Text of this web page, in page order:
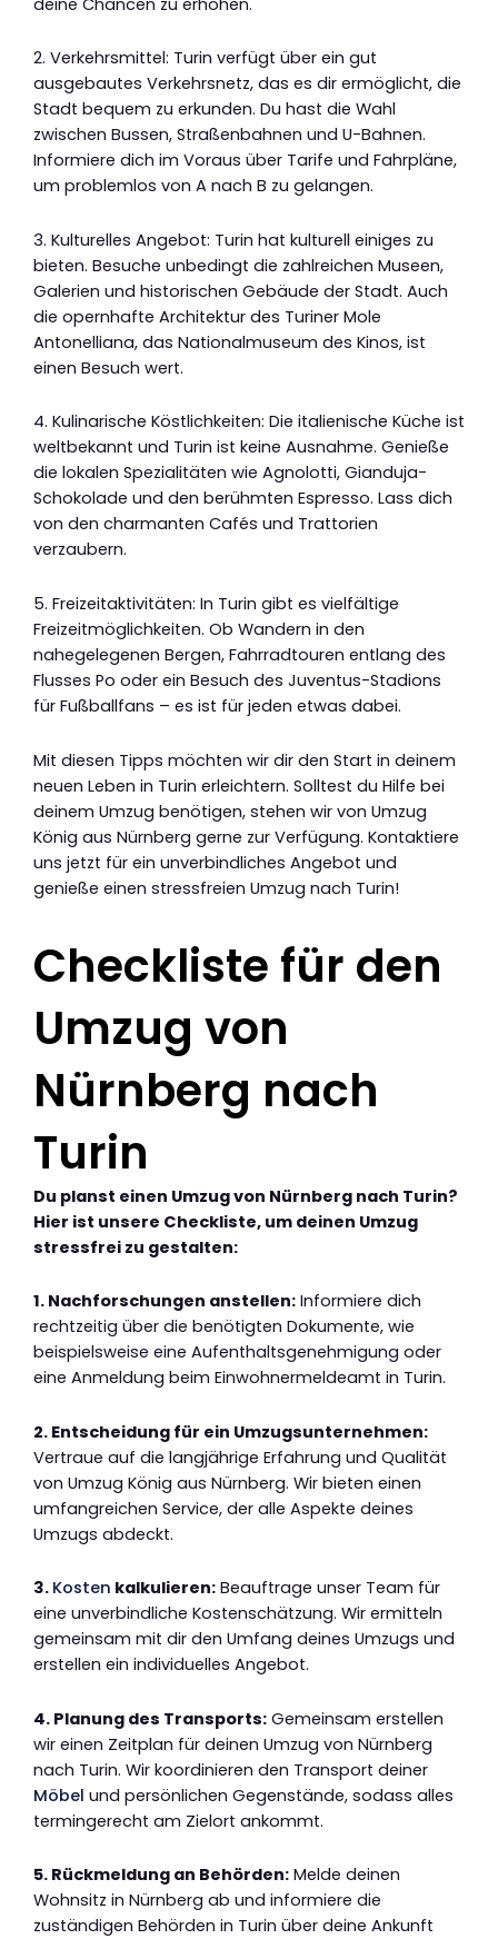
2. Verkehrsmittel: Turin verfügt über ein gut
ausgebautes Verkehrsnetz, das es dir ermöglicht, die
Stadt bequem zu erkunden. Du hast die Wahl
zwischen Bussen, Straßenbahnen und U-Bahnen.
Informiere dich im Voraus über Tarife und Fahrpläne,
um problemlos von A nach B zu gelangen.
3. Kulturelles Angebot: Turin hat kulturell einiges zu
bieten. Besuche unbedingt die zahlreichen Museen,
Galerien und historischen Gebäude der Stadt. Auch
die opernhafte Architektur des Turiner Mole
Antonelliana, das Nationalmuseum des Kinos, ist
einen Besuch wert.
4. Kulinarische Köstlichkeiten: Die italienische Küche ist
weltbekannt und Turin ist keine Ausnahme. Genieße
die lokalen Spezialitäten wie Agnolotti, Gianduja-
Schokolade und den berühmten Espresso. Lass dich
von den charmanten Cafés und Trattorien
verzaubern.
5. Freizeitaktivitäten: In Turin gibt es vielfältige
Freizeitmöglichkeiten. Ob Wandern in den
nahegelegenen Bergen, Fahrradtouren entlang des
Flusses Po oder ein Besuch des Juventus-Stadions
für Fußballfans – es ist für jeden etwas dabei.
Mit diesen Tipps möchten wir dir den Start in deinem
neuen Leben in Turin erleichtern. Solltest du Hilfe bei
deinem Umzug benötigen, stehen wir von Umzug
König aus Nürnberg gerne zur Verfügung. Kontaktiere
uns jetzt für ein unverbindliches Angebot und
genieße einen stressfreien Umzug nach Turin!
Checkliste für den
Umzug von
Nürnberg nach
Turin
Du planst einen Umzug von Nürnberg nach Turin?
Hier ist unsere Checkliste, um deinen Umzug
stressfrei zu gestalten:
1. Nachforschungen anstellen: Informiere dich
rechtzeitig über die benötigten Dokumente, wie
beispielsweise eine Aufenthaltsgenehmigung oder
eine Anmeldung beim Einwohnermeldeamt in Turin.
2. Entscheidung für ein Umzugsunternehmen:
Vertraue auf die langjährige Erfahrung und Qualität
von Umzug König aus Nürnberg. Wir bieten einen
umfangreichen Service, der alle Aspekte deines
Umzugs abdeckt.
3. Kosten kalkulieren: Beauftrage unser Team für
eine unverbindliche Kostenschätzung. Wir ermitteln
gemeinsam mit dir den Umfang deines Umzugs und
erstellen ein individuelles Angebot.
4. Planung des Transports: Gemeinsam erstellen
wir einen Zeitplan für deinen Umzug von Nürnberg
nach Turin. Wir koordinieren den Transport deiner
Möbel und persönlichen Gegenstände, sodass alles
termingerecht am Zielort ankommt.
5. Rückmeldung an Behörden: Melde deinen
Wohnsitz in Nürnberg ab und informiere die
zuständigen Behörden in Turin über deine Ankunft